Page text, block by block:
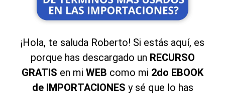
¡Hola, te saluda Roberto! Si estás aquí, es
porque has descargado un RECURSO
GRATIS en mi WEB como mi 2do EBOOK
de IMPORTACIONES y sé que lo has